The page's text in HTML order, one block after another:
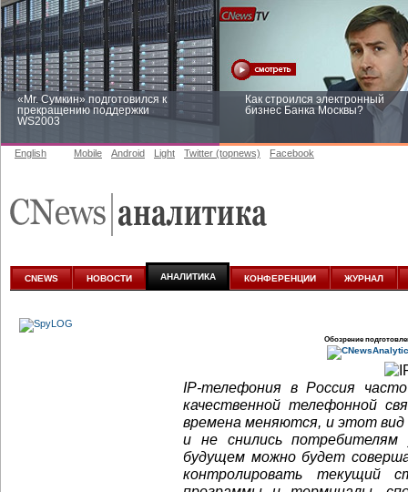
«Mr. Сумкин» подготовился к
прекращению поддержки
WS2003
Как строился электронный
бизнес Банка Москвы?
аналитике
English Mobile Android Light Twitter (topnews) Facebook
CNEWS НОВОСТИ АНАЛИТИКА КОНФЕРЕНЦИИ ЖУРНАЛ
Обозрение
IP-телефония в Россия
качественной телефонной
времена меняются, и этот
и не снились потребителям
будущем можно будет
контролировать текущий